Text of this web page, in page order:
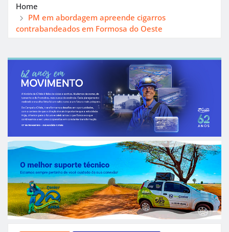
Home
PM em abordagem apreende cigarros
contrabandeados em Formosa do Oeste